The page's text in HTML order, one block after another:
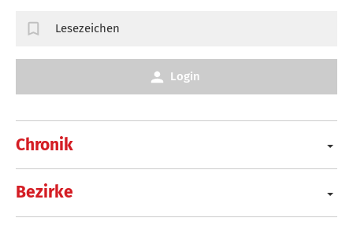
Chronik
Bezirke
Lesezeichen
Login